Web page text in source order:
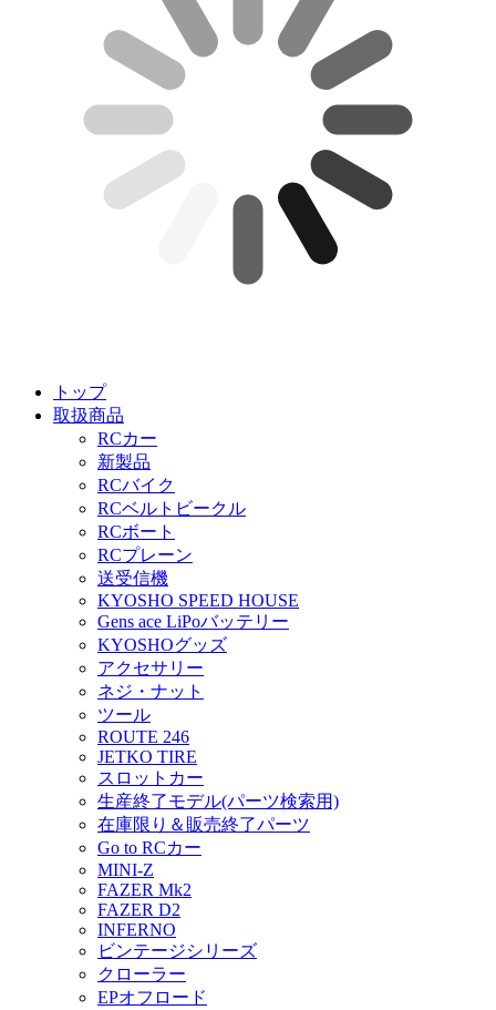
トップ
取扱商品
RCカー
新製品
RCバイク
RCベルトビークル
RCボート
RCプレーン
送受信機
KYOSHO SPEED HOUSE
Gens ace LiPoバッテリー
KYOSHOグッズ
アクセサリー
ネジ・ナット
ツール
ROUTE 246
JETKO TIRE
スロットカー
生産終了モデル(パーツ検索用)
在庫限り＆販売終了パーツ
Go to RCカー
MINI-Z
FAZER Mk2
FAZER D2
INFERNO
ビンテージシリーズ
クローラー
EPオフロード